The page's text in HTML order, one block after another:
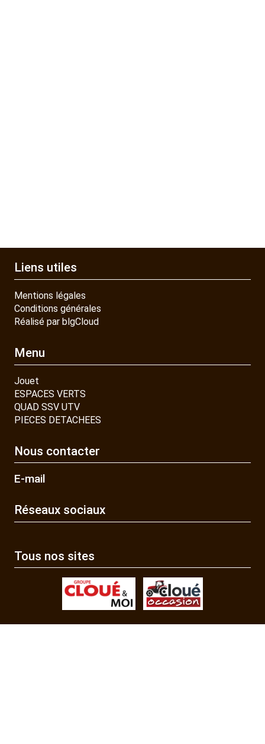
Liens utiles
Mentions légales
Conditions générales
Réalisé par blgCloud
Menu
Jouet
ESPACES VERTS
QUAD SSV UTV
PIECES DETACHEES
Nous contacter
E-mail
Réseaux sociaux
Tous nos sites